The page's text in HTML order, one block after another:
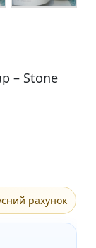
– Stone
рахунок